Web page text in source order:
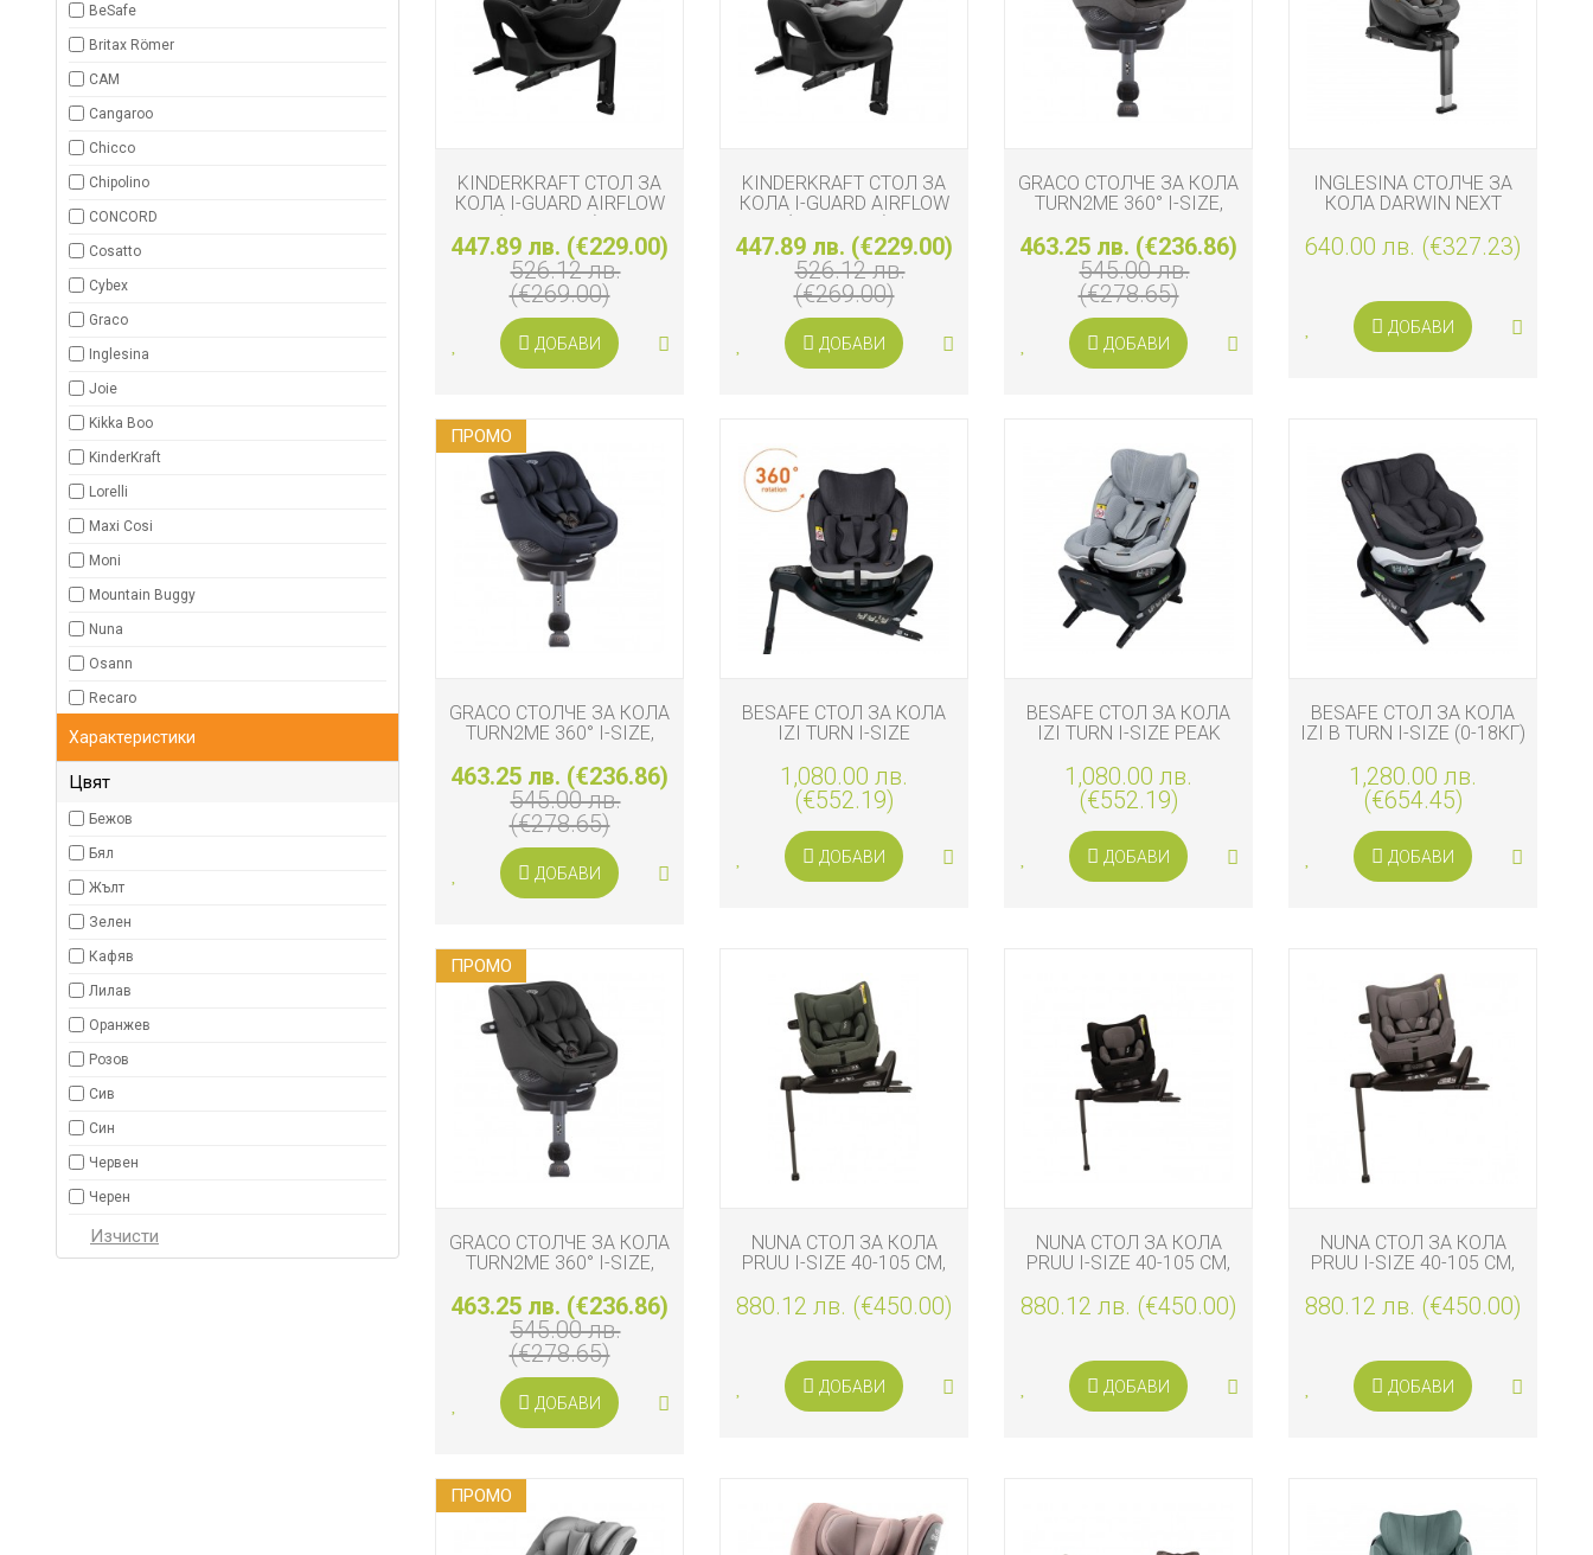
БАНЯТА
БЕБЕШКИ
ДРЕШКИ
РАЗХОДКА
КОЗМЕТИКА
ПЕЛЕНИ
ДЕТСКИ
ИГРАЧКИ
BeSafe
Britax Römer
CAM
Cangaroo
Chicco
Chipolino
CONCORD
Cosatto
Cybex
Graco
Inglesina
Joie
Kikka Boo
KinderKraft
Lorelli
Maxi Cosi
Moni
Mountain Buggy
Nuna
Osann
Recaro
Характеристики
Цвят
Бежов
Бял
Жълт
Зелен
Кафяв
Лилав
Оранжев
Розов
Сив
Син
Червен
Черен
KINDERKRAFT СТОЛ ЗА
КОЛА I-GUARD AIRFLOW
PRO (61-105 СМ), BLACK
447.89 лв. (€229.00)
526.12 лв.
(€269.00)
ДОБАВИ
KINDERKRAFT СТОЛ ЗА
КОЛА I-GUARD AIRFLOW
PRO (61-105 СМ), GREY
447.89 лв. (€229.00)
526.12 лв.
(€269.00)
ДОБАВИ
GRACO СТОЛЧЕ ЗА КОЛА
TURN2ME 360° I-SIZE,
463.25 лв. (€236.86)
545.00 лв.
(€278.65)
ДОБАВИ
INGLESINA СТОЛЧЕ ЗА
КОЛА DARWIN NEXT
GREY
640.00 лв. (€327.23)
ДОБАВИ
ПРОМO
GRACO СТОЛЧЕ ЗА КОЛА
TURN2ME 360° I-SIZE,
463.25 лв. (€236.86)
545.00 лв.
(€278.65)
ДОБАВИ
BESAFE СТОЛ ЗА КОЛА
IZI TURN I-SIZE
1,080.00 лв.
(€552.19)
ДОБАВИ
BESAFE СТОЛ ЗА КОЛА
IZI TURN I-SIZE PEAK
1,080.00 лв.
(€552.19)
ДОБАВИ
BESAFE СТОЛ ЗА КОЛА
IZI B TURN I-SIZE (0-18КГ)
1,280.00 лв.
(€654.45)
ДОБАВИ
ПРОМO
GRACO СТОЛЧЕ ЗА КОЛА
TURN2ME 360° I-SIZE,
463.25 лв. (€236.86)
545.00 лв.
(€278.65)
ДОБАВИ
NUNA СТОЛ ЗА КОЛА
PRUU I-SIZE 40-105 СМ,
880.12 лв. (€450.00)
ДОБАВИ
NUNA СТОЛ ЗА КОЛА
PRUU I-SIZE 40-105 СМ,
880.12 лв. (€450.00)
ДОБАВИ
NUNA СТОЛ ЗА КОЛА
PRUU I-SIZE 40-105 СМ,
880.12 лв. (€450.00)
ДОБАВИ
ПРОМO